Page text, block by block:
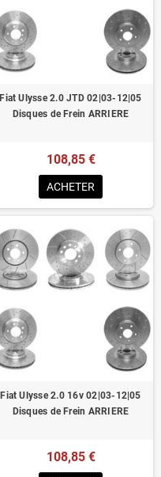
Fiat Ulysse 2.0 JTD 02|03-12|05
Disques de Frein ARRIERE
108,85 €
ACHETER
Fiat Ulysse 2.0 16v 02|03-12|05
Disques de Frein ARRIERE
108,85 €